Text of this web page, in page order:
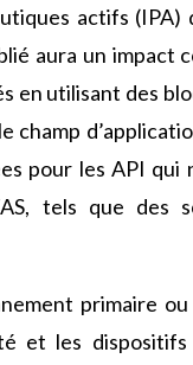
actifs (IPA)
aura un impact
en utilisant des
pour les API qui
tels que des
primaire
et les